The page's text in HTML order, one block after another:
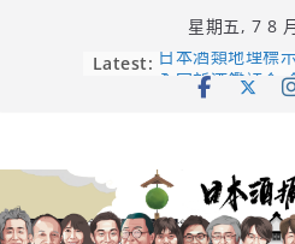
星期五, 7 8
Latest: 日本酒類地理標
全国新酒鑑評会
市場！梅乃宿上
龜之井酒造：口
吟釀的堅持與傳